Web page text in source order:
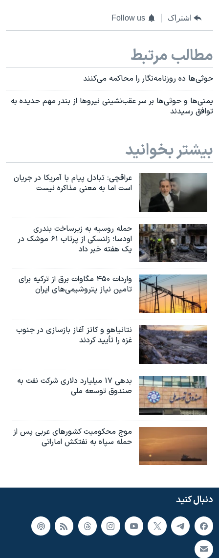
اشتراک Follow us
مطالب مرتبط
حوثی‌ها ده روزنامه‌نگار را محاکمه می‌کنند
یمنی‌ها و حوثی‌ها بر سر عقب‌نشینی نیروها از بندر مهم حدیده به
توافق رسیدند
بیشتر بخوانید
عراقچی: تبادل پیام با آمریکا در جریان
است اما به معنی مذاکره نیست
حمله روسیه به زیرساخت بندری
اودسا؛ زلنسکی از پرتاب ۶۱ موشک در
یک هفته خبر داد
واردات ۴۵۰ مگاوات برق از ترکیه برای
تامین نیاز پتروشیمی‌های ایران
نتانیاهو و کاتز آغاز بازسازی در جنوب
غزه را تأیید کردند
بدهی ۱۷ میلیارد دلاری شرکت نفت به
صندوق توسعه ملی
موج محکومیت کشورهای عربی پس از
حمله سپاه به نفتکش اماراتی
دنبال کنید